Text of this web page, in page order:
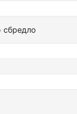
сбредло